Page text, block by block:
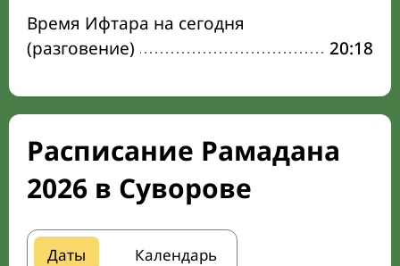
Время Ифтара на сегодня
(разговение)
20:18
Расписание Рамадана
2026 в Суворове
Даты Календарь